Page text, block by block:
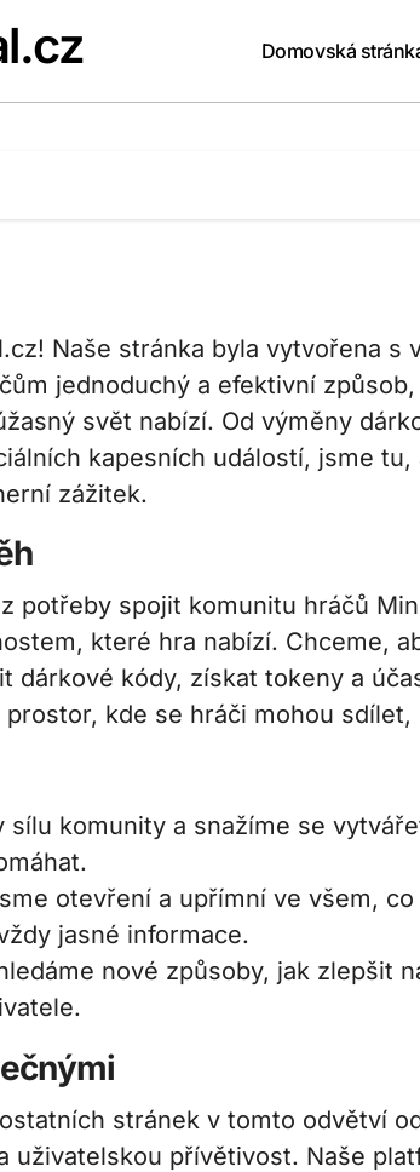
Domovská
Naše stránka byla vytvořena s
jednoduchý a efektivní
svět nabízí. Od výměny
kapesních událostí, jsme tu,
zážitek.
potřeby spojit komunitu hráčů
které hra nabízí. Chceme,
dárkové kódy, získat tokeny a
kde se hráči mohou sdílet,
sílu komunity a snažíme se
otevření a upřímní ve všem,
jasné informace.
nové způsoby, jak zlepšit
stránek v tomto odvětví
uživatelskou přívětivost. Naše